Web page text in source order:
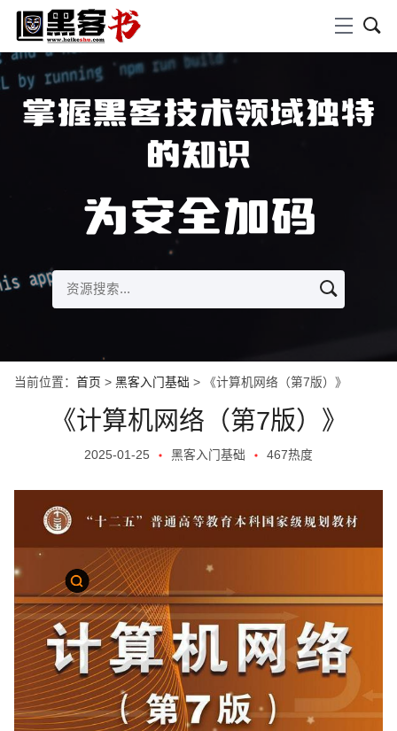
掌握黑客技术领域独特
的知识
为安全加码
当前位置： 首页 > 黑客入门基础 > 《计算机网络（第7版）》
《计算机网络（第7版）》
2025-01-25 黑客入门基础 467热度